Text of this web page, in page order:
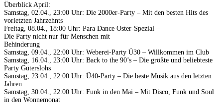
Überblick April:
Samstag, 02.04., 23:00 Uhr: Die 2000er-Party – Mit den besten Hits des
vorletzten Jahrzehnts
Freitag, 08.04., 18:00 Uhr: Para Dance Oster-Spezial –
Die Party nicht nur für Menschen mit
Behinderung
Samstag, 09.04., 22:00 Uhr: Weberei-Party Ü30 – Willkommen im Club
Samstag, 16.04., 23:00 Uhr: Back to the 90’s – Die größte und beliebteste
Party Güterslohs
Samstag, 23.04., 22:00 Uhr: Ü40-Party – Die beste Musik aus den letzten
Jahren
Samstag, 30.04., 22:00 Uhr: Funk in den Mai – Mit Disco, Funk und Soul
in den Wonnemonat